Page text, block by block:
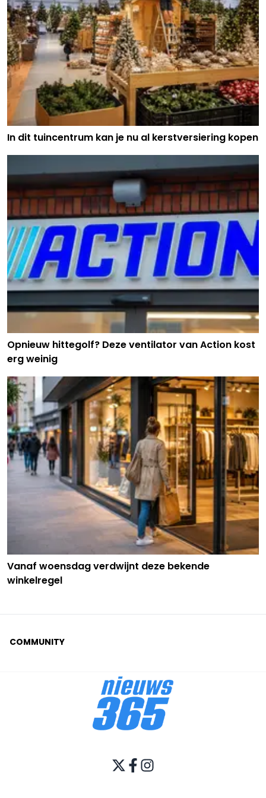
In dit tuincentrum kan je nu al kerstversiering kopen
Opnieuw hittegolf? Deze ventilator van Action kost
erg weinig
Vanaf woensdag verdwijnt deze bekende
winkelregel
COMMUNITY